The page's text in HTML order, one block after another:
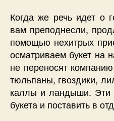
Когда же речь идет о
вам преподнесли,
помощью нехитрых
осматриваем букет на
не переносят
тюльпаны, гвоздики,
каллы и ландыши. Эти
букета и поставить в